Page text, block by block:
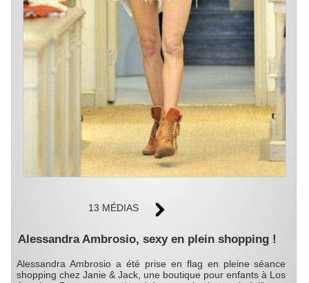
13 MÉDIAS
Alessandra Ambrosio, sexy en plein shopping !
Alessandra Ambrosio a été prise en flag en pleine séance
shopping chez Janie & Jack, une boutique pour enfants à Los